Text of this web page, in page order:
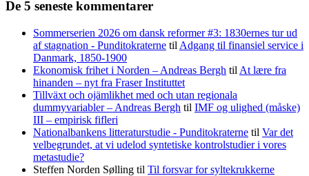
De 5 seneste kommentarer
Sommerserien 2026 om dansk reformer #3: 1830ernes tur ud
af stagnation - Punditokraterne til Adgang til finansiel service i
Danmark, 1850-1900
Ekonomisk frihet i Norden – Andreas Bergh til At lære fra
hinanden – nyt fra Fraser Instituttet
Tillväxt och ojämlikhet med och utan regionala
dummyvariabler – Andreas Bergh til IMF og ulighed (måske)
III – empirisk fifleri
Nationalbankens litteraturstudie - Punditokraterne til Var det
velbegrundet, at vi udelod syntetiske kontrolstudier i vores
metastudie?
Steffen Norden Sølling til Til forsvar for syltekrukkerne